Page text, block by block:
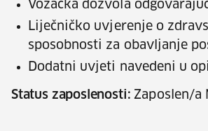
Vozačka dozvola
Liječničko uvjerenje o
sposobnosti za obavljanje
Dodatni uvjeti navedeni u
Status zaposlenosti: Zaposlen/a